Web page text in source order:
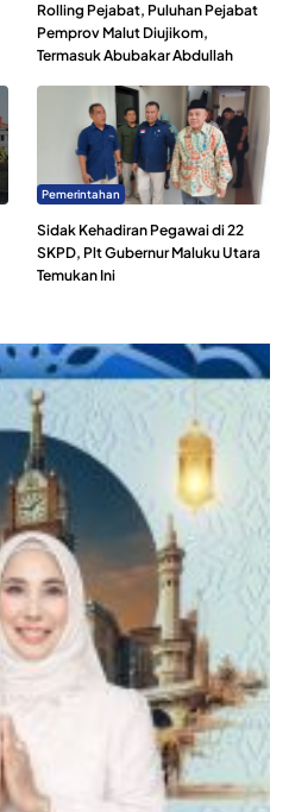
Rolling Pejabat, Puluhan Pejabat
Pemprov Malut Diujikom,
Termasuk Abubakar Abdullah
Pemerintahan
Sidak Kehadiran Pegawai di 22
SKPD, Plt Gubernur Maluku Utara
Temukan Ini